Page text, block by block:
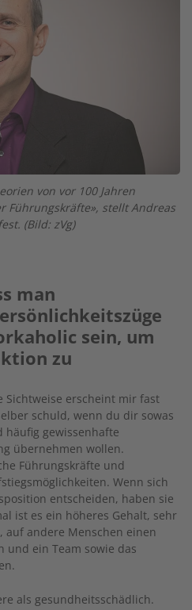
von vor 100 Jahren
Führungskräfte», stellt Andreas
(Bild: zVg)
man
sein, um
zu
Sichtweise erscheint mir fast
schuld, wenn du dir sowas
häufig gewissenhafte
übernehmen wollen.
Führungskräfte und
Wenn sich
entscheiden, haben sie
ist es ein höheres Gehalt, sehr
andere Menschen einen
und ein Team sowie das
als gesundheitsschädlich.